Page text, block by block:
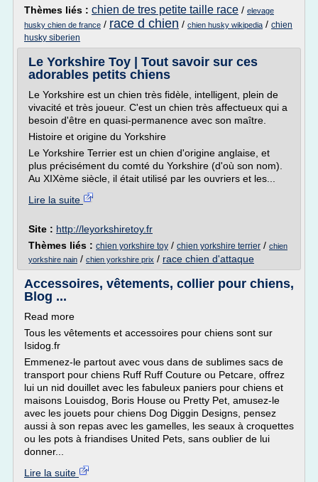
Thèmes liés : chien de tres petite taille race / elevage
husky chien de france / race d chien / chien husky wikipedia / chien
husky siberien
Le Yorkshire Toy | Tout savoir sur ces
adorables petits chiens
Le Yorkshire est un chien très fidèle, intelligent, plein de
vivacité et très joueur. C'est un chien très affectueux qui a
besoin d'être en quasi-permanence avec son maître.
Histoire et origine du Yorkshire
Le Yorkshire Terrier est un chien d'origine anglaise, et
plus précisément du comté du Yorkshire (d'où son nom).
Au XIXème siècle, il était utilisé par les ouvriers et les...
Lire la suite
Site : http://leyorkshiretoy.fr
Thèmes liés : chien yorkshire toy / chien yorkshire terrier / chien
yorkshire nain / chien yorkshire prix / race chien d'attaque
Accessoires, vêtements, collier pour chiens,
Blog ...
Read more
Tous les vêtements et accessoires pour chiens sont sur
Isidog.fr
Emmenez-le partout avec vous dans de sublimes sacs de
transport pour chiens Ruff Ruff Couture ou Petcare, offrez
lui un nid douillet avec les fabuleux paniers pour chiens et
maisons Louisdog, Boris House ou Pretty Pet, amusez-le
avec les jouets pour chiens Dog Diggin Designs, pensez
aussi à son repas avec les gamelles, les seaux à croquettes
ou les pots à friandises United Pets, sans oublier de lui
donner...
Lire la suite